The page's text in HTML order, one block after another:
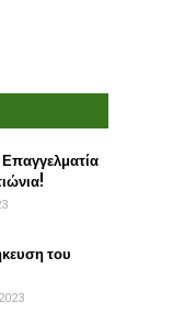
του